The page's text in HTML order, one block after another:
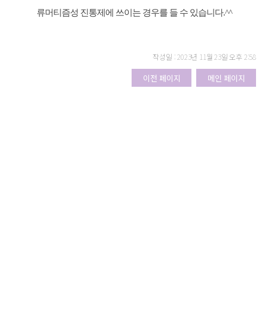
류머티즘성 진통제에 쓰이는 경우를 들 수 있습니다.^^
작성일 : 2023년 11월 23일 오후 2:58
이전 페이지 메인 페이지